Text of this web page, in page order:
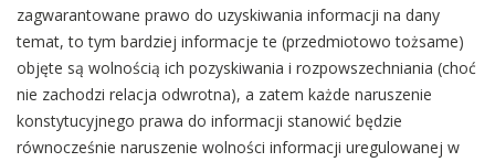
zagwarantowane prawo do uzyskiwania informacji na dany
temat, to tym bardziej informacje te (przedmiotowo tożsame)
objęte są wolnością ich pozyskiwania i rozpowszechniania (choć
nie zachodzi relacja odwrotna), a zatem każde naruszenie
konstytucyjnego prawa do informacji stanowić będzie
równocześnie naruszenie wolności informacji uregulowanej w